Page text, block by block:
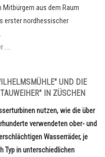
Mitbürgern aus dem Raum
erster nordhessischer
....
UND DIE
IN ZÜSCHEN
nutzen, wie die über
verwendeten ober- und
Wasserräder, je
Typ in unterschiedlichen